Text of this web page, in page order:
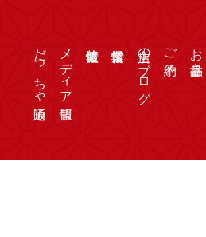
お品書き
ご予約
店主のブログ
メディア情報
だっちゃ通販